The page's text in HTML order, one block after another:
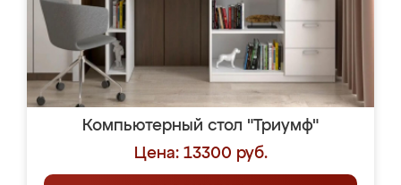
Компьютерный стол "Триумф"
Цена: 13300 руб.